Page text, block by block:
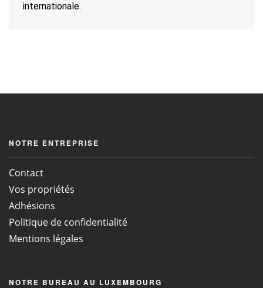
internationale.
NOTRE ENTREPRISE
Contact
Vos propriétés
Adhésions
Politique de confidentialité
Mentions légales
NOTRE BUREAU AU LUXEMBOURG